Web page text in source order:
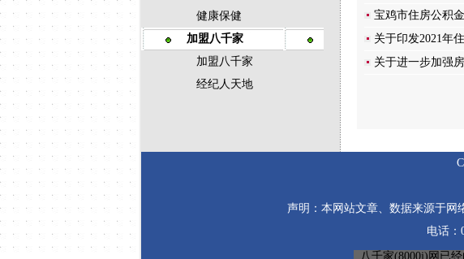
健康保健
加盟八千家
加盟八千家
经纪人天地
宝鸡市住房公积
关于印发2021年
关于进一步加强
声明：本网站文章、数据来源于网
电话：
八千家(8000j)网已